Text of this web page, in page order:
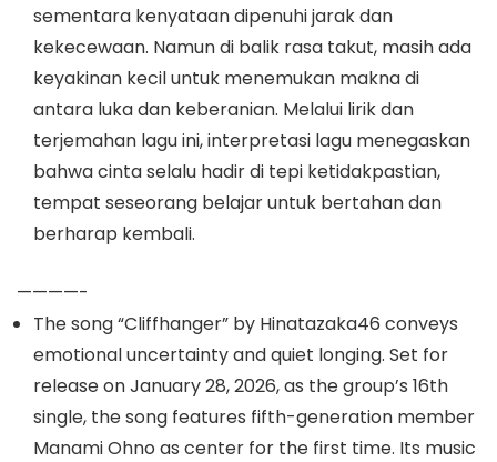
sementara kenyataan dipenuhi jarak dan
kekecewaan. Namun di balik rasa takut, masih ada
keyakinan kecil untuk menemukan makna di
antara luka dan keberanian. Melalui lirik dan
terjemahan lagu ini, interpretasi lagu menegaskan
bahwa cinta selalu hadir di tepi ketidakpastian,
tempat seseorang belajar untuk bertahan dan
berharap kembali.
————-
The song “Cliffhanger” by Hinatazaka46 conveys
emotional uncertainty and quiet longing. Set for
release on January 28, 2026, as the group’s 16th
single, the song features fifth-generation member
Manami Ohno as center for the first time. Its music